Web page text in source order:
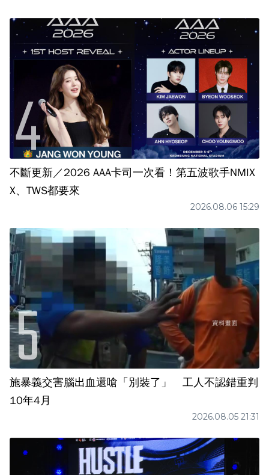
不斷更新／2026 AAA卡司一次看！第五波歌手NMIX
X、TWS都要來
2026.08.06 15:29
施暴義交害腦出血還嗆「別裝了」 工人不認錯重判
10年4月
2026.08.05 21:31